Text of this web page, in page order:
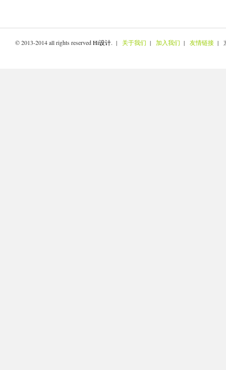
© 2013-2014 all rights reservedHi设计. | 关于我们 | 加入我们 | 友情链接 |